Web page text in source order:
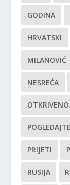
GODINA
HRVATSKI
MILANOVIĆ
NESREĆA
OTKRIVENO
POGLEDAJTE
PRIJETI
RUSIJA